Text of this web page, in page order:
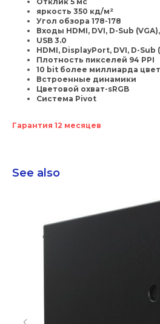
яркость 350 кд/м²
Угол обзора 178-178
Входы HDMI, DVI, D-Sub
USB 3.0
HDMI, DisplayPort, DVI, D-Sub
Плотность пикселей 94 PPI
10 bit более миллиарда
Встроенные динамики
Цветовой охват-sRGB
Система Pivot
Гарантия 12 месяцев
See also